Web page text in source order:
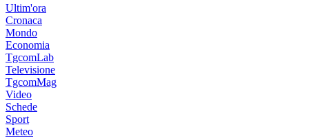
Ultim'ora
Cronaca
Mondo
Economia
TgcomLab
Televisione
TgcomMag
Video
Schede
Sport
Meteo